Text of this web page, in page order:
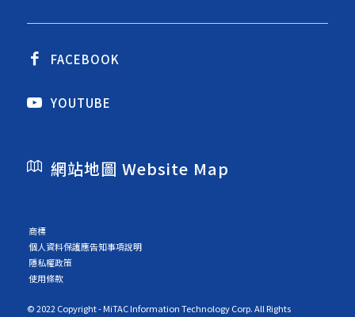
FACEBOOK
YOUTUBE
網站地圖 Website Map
© 2022 Copyright - MiTAC Information Technology Corp. All Rights
商標
個人資料保護應告知事項說明
隱私權政策
使用條款